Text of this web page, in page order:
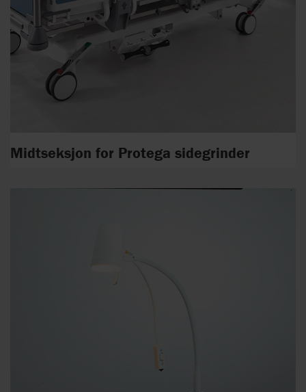
Midtseksjon for Protega sidegrinder